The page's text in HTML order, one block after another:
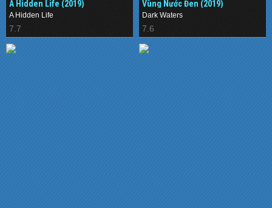
A Hidden Life (2019)
A Hidden Life
7.7
Vùng Nước Đen (2019)
Dark Waters
7.6